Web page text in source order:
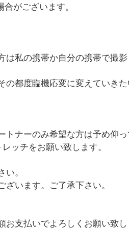
がございます。
私の携帯か自分の携帯で撮影
の都度臨機応変に変えてい
ナーのみ希望な方は予め仰っ
ッチをお願い致します。
い。
ざいます。ご了承下さい。
支払いでよろしくお願い致し